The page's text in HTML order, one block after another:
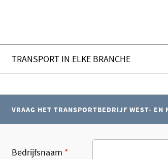
TRANSPORT IN ELKE BRANCHE
VRAAG HET TRANSPORTBEDRIJF WEST- EN
Bedrijfsnaam *